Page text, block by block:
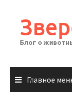
содержимому
Блог о
Главное